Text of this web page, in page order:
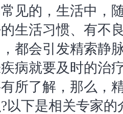
见的，生活中，
生活习惯、有不
都会引发精索静
病就要及时的治
所了解，那么，
以下是相关专家的